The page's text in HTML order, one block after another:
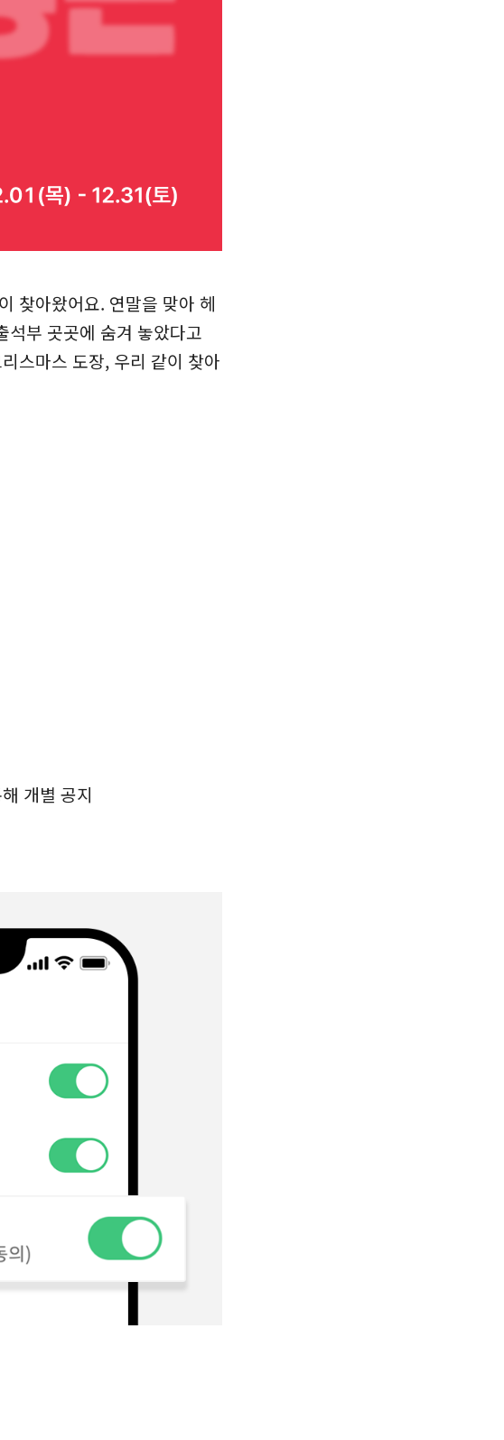
찾아왔어요. 연말을 맞아 헤
석부 곳곳에 숨겨 놓았다고
스마스 도장, 우리 같이 찾아
개별 공지